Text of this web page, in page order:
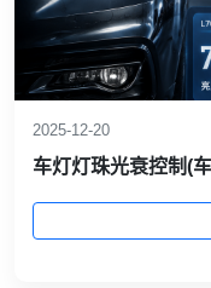
2025-12-20
车灯灯珠光衰控制(